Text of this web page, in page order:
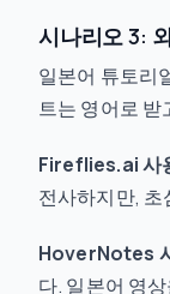
시나리오 3:
일본어 튜토리
트는 영어로 받
Fireflies.ai 사
전사하지만,
HoverNotes
다. 일본어 영